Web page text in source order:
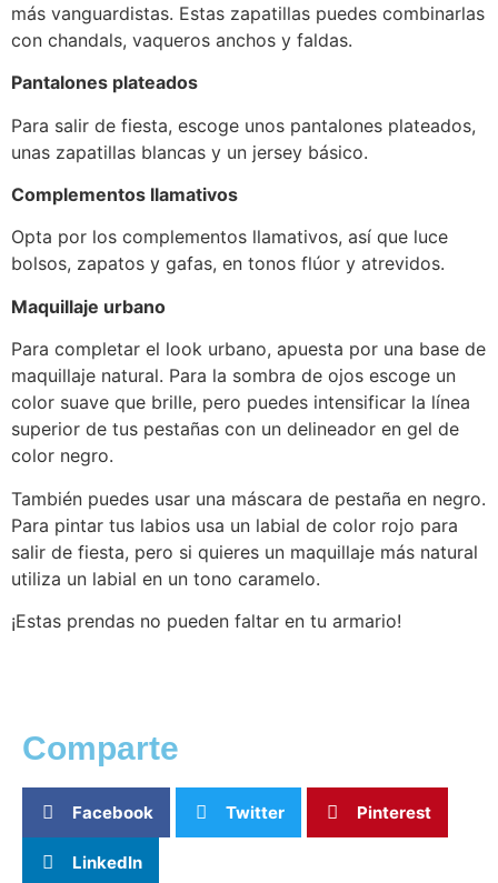
más vanguardistas. Estas zapatillas puedes combinarlas
con chandals, vaqueros anchos y faldas.
Pantalones plateados
Para salir de fiesta, escoge unos pantalones plateados,
unas zapatillas blancas y un jersey básico.
Complementos llamativos
Opta por los complementos llamativos, así que luce
bolsos, zapatos y gafas, en tonos flúor y atrevidos.
Maquillaje urbano
Para completar el look urbano, apuesta por una base de
maquillaje natural. Para la sombra de ojos escoge un
color suave que brille, pero puedes intensificar la línea
superior de tus pestañas con un delineador en gel de
color negro.
También puedes usar una máscara de pestaña en negro.
Para pintar tus labios usa un labial de color rojo para
salir de fiesta, pero si quieres un maquillaje más natural
utiliza un labial en un tono caramelo.
¡Estas prendas no pueden faltar en tu armario!
Comparte
Facebook Twitter Pinterest
LinkedIn